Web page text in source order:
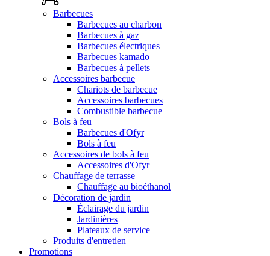
Barbecues
Barbecues au charbon
Barbecues à gaz
Barbecues électriques
Barbecues kamado
Barbecues à pellets
Accessoires barbecue
Chariots de barbecue
Accessoires barbecues
Combustible barbecue
Bols à feu
Barbecues d'Ofyr
Bols à feu
Accessoires de bols à feu
Accessoires d'Ofyr
Chauffage de terrasse
Chauffage au bioéthanol
Décoration de jardin
Éclairage du jardin
Jardinières
Plateaux de service
Produits d'entretien
Promotions